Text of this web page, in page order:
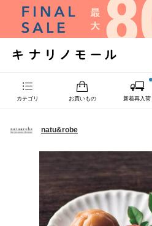
カテゴリ お買いもの 新着再入荷
natu&robe